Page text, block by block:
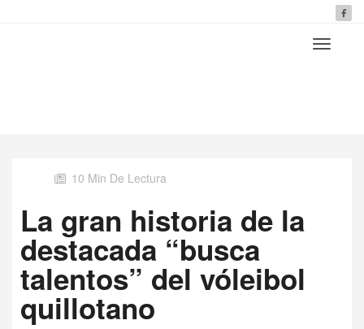
10 Min De Lectura
La gran historia de la
destacada “busca
talentos” del vóleibol
quillotano